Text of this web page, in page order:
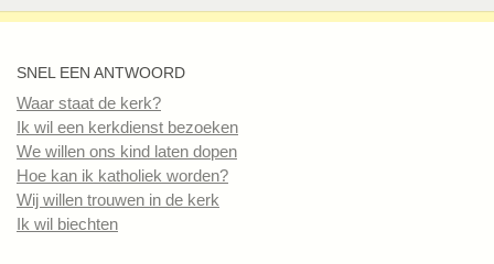
SNEL EEN ANTWOORD
Waar staat de kerk?
Ik wil een kerkdienst bezoeken
We willen ons kind laten dopen
Hoe kan ik katholiek worden?
Wij willen trouwen in de kerk
Ik wil biechten